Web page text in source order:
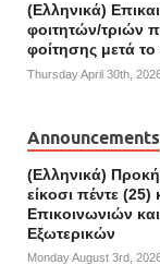
(Ελληνικά)
φοιτητών/τριών
φοίτησης μετά
Thursday April 30th,
Announcements
(Ελληνικά)
είκοσι πέντε
Επικοινωνιών
Εξωτερικών
Monday August 3rd,